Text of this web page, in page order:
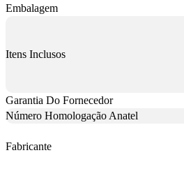
Embalagem
Itens Inclusos
Garantia Do Fornecedor
Número Homologação Anatel
Fabricante